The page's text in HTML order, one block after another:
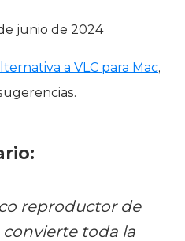
junio de 2024
a VLC para Mac,
reproductor de
toda la